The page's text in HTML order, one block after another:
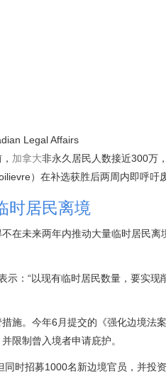
Legal Affairs
加拿大非永久居民人数接近300万
）在补选获胜后两周内即呼吁
时居民离境
在未来两年内推动大量临时居民
示：“以现有临时居民数量，要实
施。今年6月提交的《强化边境法
限制曾入境者申请庇护。
同时招募1000名新边境官员，并投